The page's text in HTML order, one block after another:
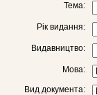
Тема:
Рік видання:
Видавництво:
Мова:
Вид документа: